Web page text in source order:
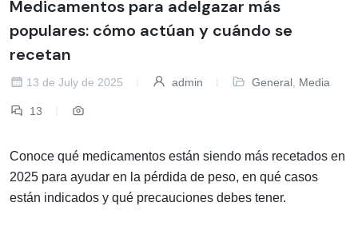
Medicamentos para adelgazar más
populares: cómo actúan y cuándo se
recetan
13 de July de 2025 admin General Media
13
Conoce qué medicamentos están siendo más recetados en
2025 para ayudar en la pérdida de peso, en qué casos
están indicados y qué precauciones debes tener.